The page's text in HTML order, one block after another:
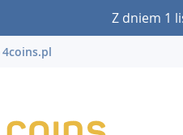
Z dniem 1
4coins.pl